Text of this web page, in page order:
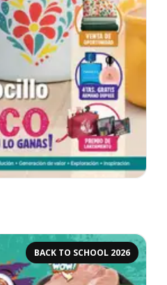
BACK TO SCHOOL 2026